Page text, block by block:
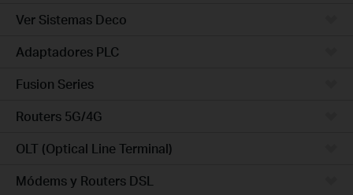
Ver Sistemas Deco
Adaptadores PLC
Fusion Series
Routers 5G/4G
OLT (Optical Line Terminal)
Módems y Routers DSL